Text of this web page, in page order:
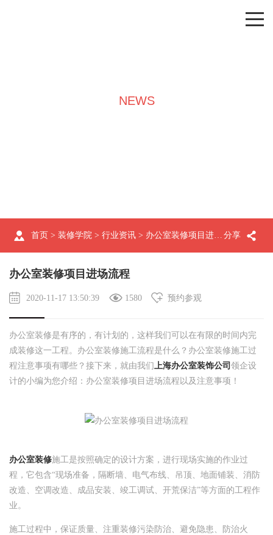
NEWS
分享
首页 > 装修学院 > 行业资讯 > 办公室装修项目进场流程
办公室装修项目进场流程
2020-11-17 13:50:39 1580 预约参观
办公室装修是有序的，有计划的，这样我们可以在有限的时间内完
成装修这一工程。办公室装修施工流程是什么？办公室装修施工过
程注意事项有哪些？接下来，就由我们上海办公室装饰公司 领企设
计的小编为您介绍：办公室装修项目进场流程以及注意事项！
办公室装修施工是按照确定的设计方案，进行现场实施的作业过
程，它包含“现场准备，隔断墙、电气布线、吊顶、地面铺装、消防
改造、空调改造、成品安装、竣工调试、开荒保洁”等方面的工程作
业。
施工过程中，保证质量、注重装修污染防治、避免隐患、防治火